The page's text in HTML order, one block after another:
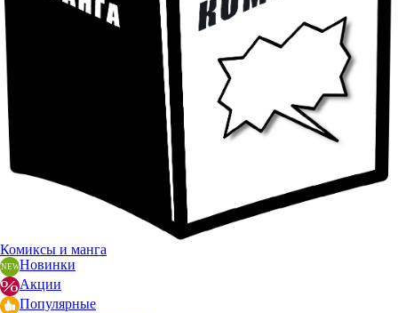
Комиксы и манга
Новинки
Акции
Популярные